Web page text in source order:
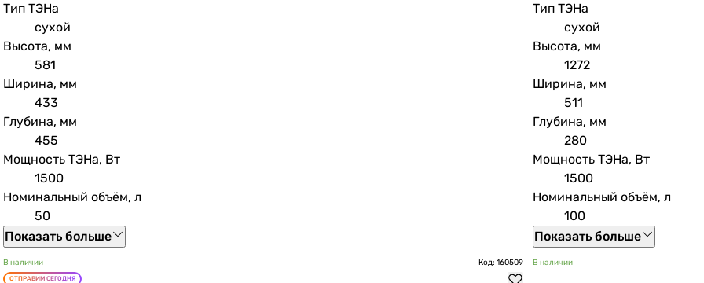
Тип ТЭНа
сухой
Высота, мм
581
Ширина, мм
433
Глубина, мм
455
Мощность ТЭНа, Вт
1500
Номинальный объём, л
50
Показать больше
Тип ТЭНа
сухой
Высота, мм
1272
Ширина, мм
511
Глубина, мм
280
Мощность ТЭНа, Вт
1500
Номинальный объём, л
100
Показать больше
В наличии Код: 160509
ОТПРАВИМ СЕГОДНЯ
В наличии